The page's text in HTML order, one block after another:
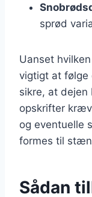
sprød
Uanset
vigtigt at
sikre, at dejen
opskrifter
og eventuelle
formes til
Sådan